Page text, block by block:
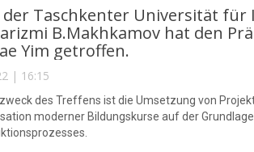
der Taschkenter Universität
B.Makhkamov hat den
Yim getroffen.
| 16:15
des Treffens ist die Umsetzung von
moderner Bildungskurse auf der